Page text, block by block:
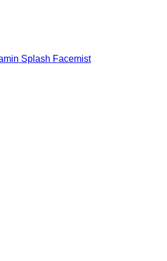
Splash Facemist